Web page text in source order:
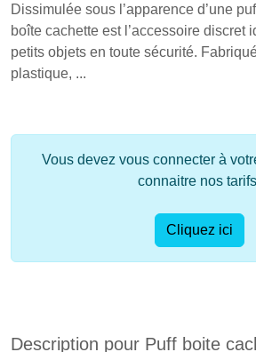
Dissimulée sous l’apparence d’une
boîte cachette est l’accessoire discret
petits objets en toute sécurité.
plastique, ...
Vous devez vous connecter à
connaitre nos
Cliquez ici
Description pour Puff boite